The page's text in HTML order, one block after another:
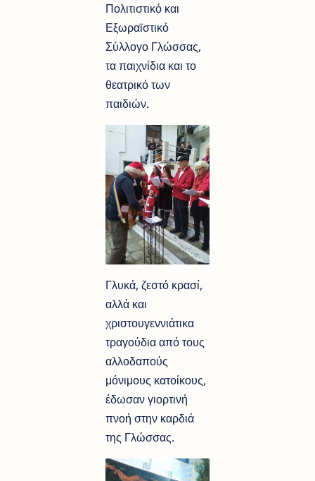
Πολιτιστικό και
Εξωραϊστικό
Σύλλογο Γλώσσας,
τα παιχνίδια και το
θεατρικό των
παιδιών.
Γλυκά, ζεστό κρασί,
αλλά και
χριστουγεννιάτικα
τραγούδια από τους
αλλοδαπούς
μόνιμους κατοίκους,
έδωσαν γιορτινή
πνοή στην καρδιά
της Γλώσσας.